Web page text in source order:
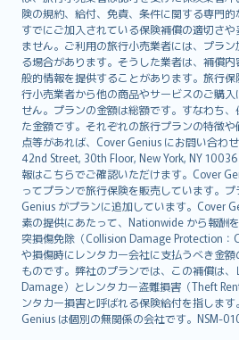
険の規約、給付、免責、条件に関する専門
すでにご加入されている保険補償の適切さ
ません。ご利用の旅行小売業者には、プラ
る場合があります。そうした業者は、補償
般的情報を提供することがあります。旅行
行小売業者から他の商品やサービスのご購
せん。プランの金額は総額です。すなわち
た金額です。それぞれの旅行プランの特徴
点等があれば、Cover Genius にお問い合わ
42nd Street, 30th Floor, New York, NY
報はこちらでご確認いただけます。Cover
ってプランで旅行保険を販売しています。
Genius がプランに追加しています。Cover
素の提供にあたって、Nationwide から報酬
突損傷免除（Collision Damage Protection：
や損傷時にレンタカー会社に支払うべき金
ものです。弊社のプランでは、この補償は
Damage）とレンタカー盗難損害（Theft
ンタカー損害と呼ばれる保険給付を指しま
Genius は個別の無関係の会社です。NSM-
српски
Slovensky
Slovenščina
Українська
Tiếng Việt